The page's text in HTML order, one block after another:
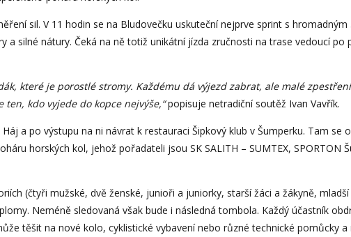
sil. V 11 hodin se na Bludovečku uskuteční nejprve sprint s hromadným
a silné nátury. Čeká na ně totiž unikátní jízda zručnosti na trase vedoucí po
které je porostlé stromy. Každému dá výjezd zabrat, ale malé
kdo vyjede do kopce nejvýše,“popisuje netradiční soutěž Ivan Vavřík.
a po výstupu na ni návrat k restauraci Šipkový klub v Šumperku. Tam se
horských kol, jehož pořadateli jsou SK SALITH – SUMTEX, SPORTON
(čtyři mužské, dvě ženské, junioři a juniorky, starší žáci a žákyně,
Neméně sledovaná však bude i následná tombola. Každý účastník
těšit na nové kolo, cyklistické vybavení nebo různé technické pomůcky a